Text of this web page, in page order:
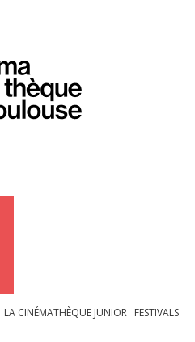
LA CINÉMATHÈQUE JUNIOR FESTIVALS